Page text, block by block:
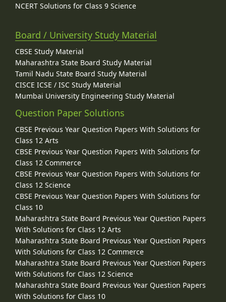
NCERT Solutions for Class 9 Science
Board / University Study Material
CBSE Study Material
Maharashtra State Board Study Material
Tamil Nadu State Board Study Material
CISCE ICSE / ISC Study Material
Mumbai University Engineering Study Material
Question Paper Solutions
CBSE Previous Year Question Papers With Solutions for
Class 12 Arts
CBSE Previous Year Question Papers With Solutions for
Class 12 Commerce
CBSE Previous Year Question Papers With Solutions for
Class 12 Science
CBSE Previous Year Question Papers With Solutions for
Class 10
Maharashtra State Board Previous Year Question Papers
With Solutions for Class 12 Arts
Maharashtra State Board Previous Year Question Papers
With Solutions for Class 12 Commerce
Maharashtra State Board Previous Year Question Papers
With Solutions for Class 12 Science
Maharashtra State Board Previous Year Question Papers
With Solutions for Class 10